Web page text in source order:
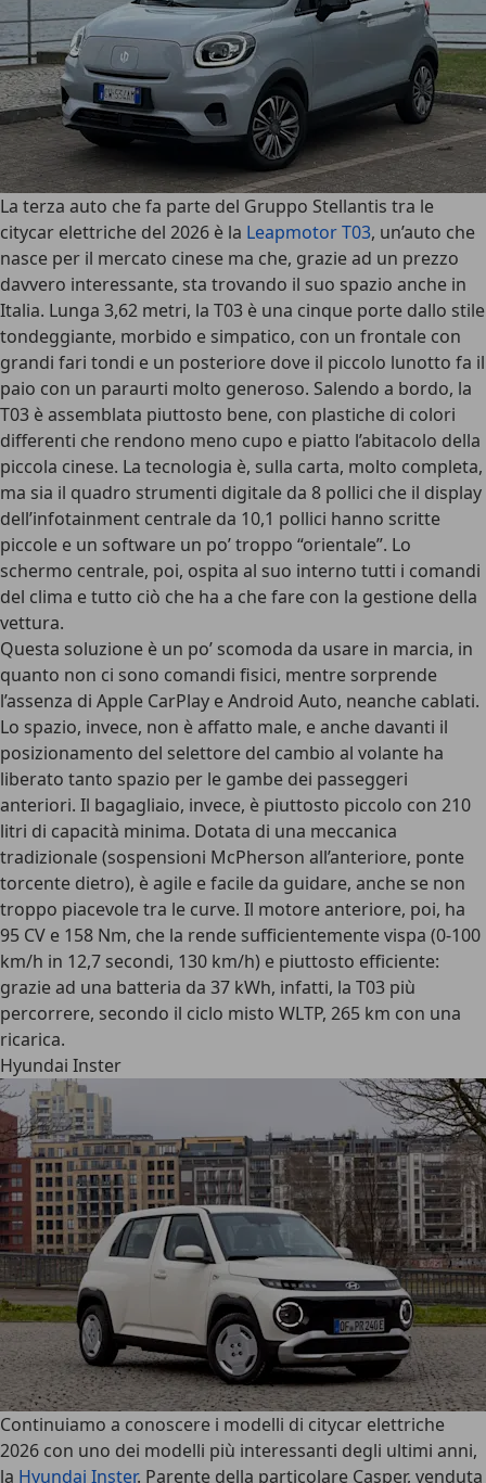
La terza auto che fa parte del Gruppo Stellantis tra le
citycar elettriche del 2026 è la Leapmotor T03, un’auto che
nasce per il mercato cinese ma che, grazie ad un prezzo
davvero interessante, sta trovando il suo spazio anche in
Italia. Lunga 3,62 metri, la T03 è una cinque porte dallo stile
tondeggiante, morbido e simpatico, con un frontale con
grandi fari tondi e un posteriore dove il piccolo lunotto fa il
paio con un paraurti molto generoso. Salendo a bordo, la
T03 è assemblata piuttosto bene, con plastiche di colori
differenti che rendono meno cupo e piatto l’abitacolo della
piccola cinese. La tecnologia è, sulla carta, molto completa,
ma sia il quadro strumenti digitale da 8 pollici che il display
dell’infotainment centrale da 10,1 pollici hanno scritte
piccole e un software un po’ troppo “orientale”. Lo
schermo centrale, poi, ospita al suo interno tutti i comandi
del clima e tutto ciò che ha a che fare con la gestione della
vettura.
Questa soluzione è un po’ scomoda da usare in marcia, in
quanto non ci sono comandi fisici, mentre sorprende
l’assenza di Apple CarPlay e Android Auto, neanche cablati.
Lo spazio, invece, non è affatto male, e anche davanti il
posizionamento del selettore del cambio al volante ha
liberato tanto spazio per le gambe dei passeggeri
anteriori. Il bagagliaio, invece, è piuttosto piccolo con 210
litri di capacità minima. Dotata di una meccanica
tradizionale (sospensioni McPherson all’anteriore, ponte
torcente dietro), è agile e facile da guidare, anche se non
troppo piacevole tra le curve. Il motore anteriore, poi, ha
95 CV e 158 Nm, che la rende sufficientemente vispa (0-100
km/h in 12,7 secondi, 130 km/h) e piuttosto efficiente:
grazie ad una batteria da 37 kWh, infatti, la T03 più
percorrere, secondo il ciclo misto WLTP, 265 km con una
ricarica.
Hyundai Inster
Continuiamo a conoscere i modelli di citycar elettriche
2026 con uno dei modelli più interessanti degli ultimi anni,
la Hyundai Inster. Parente della particolare Casper, venduta